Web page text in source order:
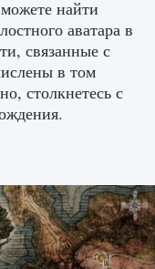
0 0
EA
0 2
найти
аватара в
связанные с
в том
столкнетесь с